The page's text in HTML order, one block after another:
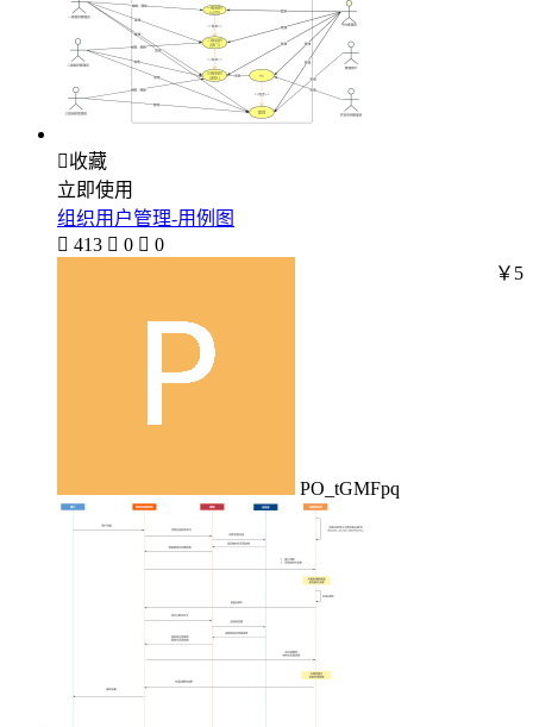
收藏
立即使用
组织用户管理-用例图
 413  0  0
PO_tGMFpq
￥5